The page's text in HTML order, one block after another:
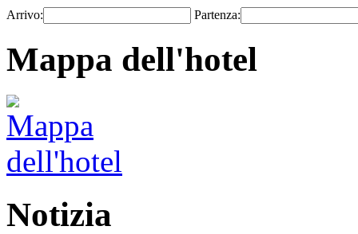
Arrivo: Partenza:
Mappa dell'hotel
Notizia